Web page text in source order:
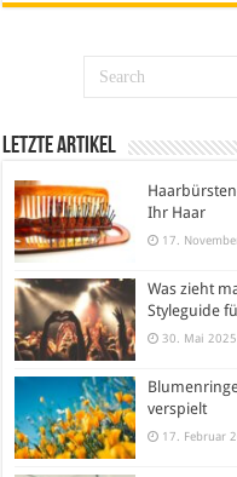
Letzte Artikel
Ihr Haar
17.
Was zieht
Styleguide
30. Mai 2025
verspielt
17. Februar